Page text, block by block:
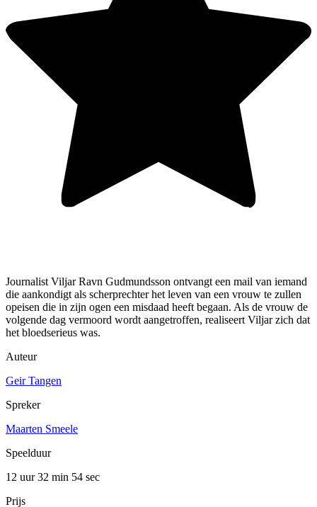
Journalist Viljar Ravn Gudmundsson ontvangt een mail van iemand
die aankondigt als scherprechter het leven van een vrouw te zullen
opeisen die in zijn ogen een misdaad heeft begaan. Als de vrouw de
volgende dag vermoord wordt aangetroffen, realiseert Viljar zich dat
het bloedserieus was.
Auteur
Geir Tangen
Spreker
Maarten Smeele
Speelduur
12 uur 32 min 54 sec
Prijs